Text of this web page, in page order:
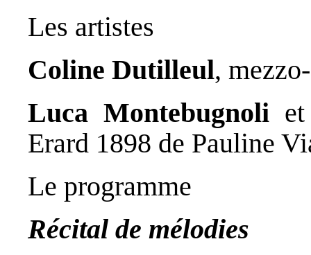
Les artistes
Coline Dutilleul,
Luca Montebugnoli
Erard 1898 de Pauline
Le programme
Récital de mélodies